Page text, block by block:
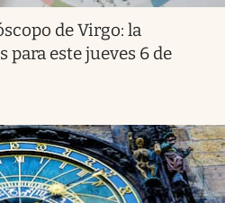
de Virgo: la
para este jueves 6 de